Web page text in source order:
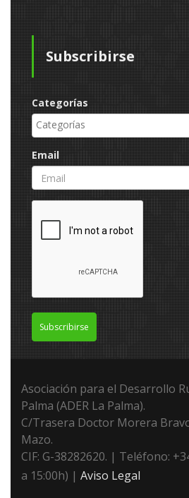
Subscribirse
Categorías
Email
Subscribirse
Asociación para el Desarrollo
Palma (ADER La Palma).
C/Trasera Doctor Morera
Mazo.
CIF: G-38282620. | Teléfono:
a 15:00h) | Aviso Legal